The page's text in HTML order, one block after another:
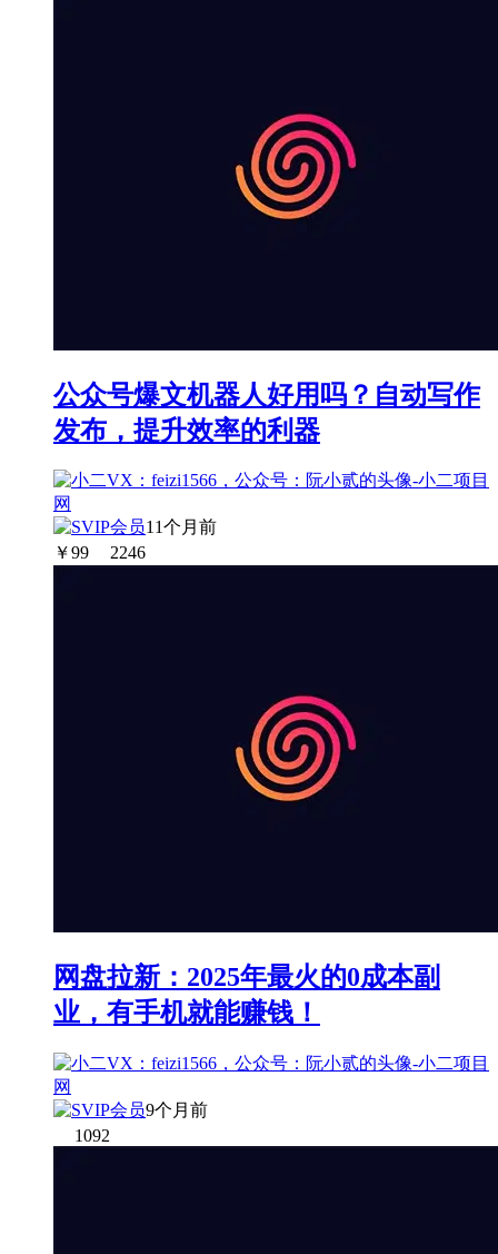
公众号爆文机器人好用吗？自动写作
发布，提升效率的利器
11个月前
￥99 2246
网盘拉新：2025年最火的0成本副
业，有手机就能赚钱！
9个月前
1092